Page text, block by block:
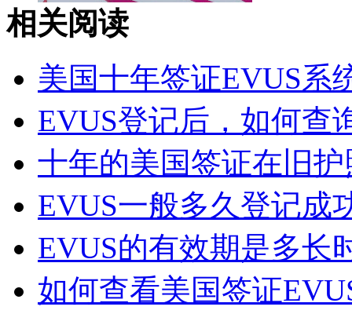
相关阅读
美国十年签证EVUS系
EVUS登记后，如何查
十年的美国签证在旧
EVUS一般多久登记成
EVUS的有效期是多长
如何查看美国签证